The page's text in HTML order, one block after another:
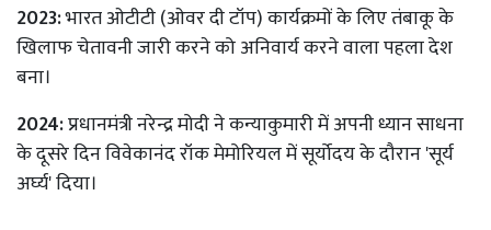
2023:भारत ओटीटी (ओवर दी टॉप) कार्यक्रमों के लिए तंबाकू के
खिलाफ चेतावनी जारी करने को अनिवार्य करने वाला पहला देश
बना।
2024:प्रधानमंत्री नरेन्द्र मोदी ने कन्याकुमारी में अपनी ध्यान साधना
के दूसरे दिन विवेकानंद रॉक मेमोरियल में सूर्योदय के दौरान 'सूर्य
अर्घ्य' दिया।